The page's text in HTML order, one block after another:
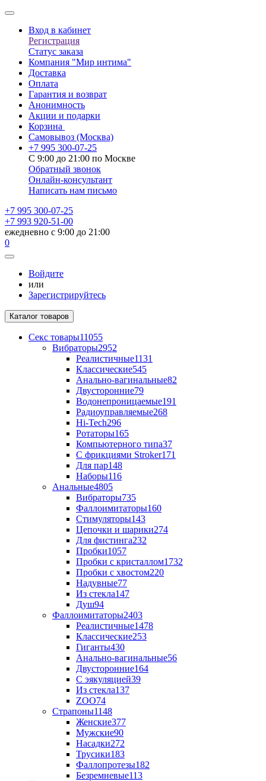
Вход в кабинет
Регистрация
Статус заказа
Компания "Мир интима"
Доставка
Оплата
Гарантия и возврат
Анонимность
Акции и подарки
Корзина
Самовывоз (Москва)
+7 995 300-07-25
С 9:00 до 21:00 по Москве
Обратный звонок
Онлайн-консультант
Написать нам письмо
+7 995 300-07-25
+7 993 920-51-00
ежедневно с 9:00 до 21:00
0
Войдите
или
Зарегистрируйтесь
Каталог товаров
Секс товары11055
Вибраторы2952
Реалистичные1131
Классические545
Анально-вагинальные82
Двусторонние79
Водонепроницаемые191
Радиоуправляемые268
Hi-Tech296
Ротаторы165
Компьютерного типа37
С фрикциями Stroker171
Для пар148
Наборы116
Анальные4805
Вибраторы735
Фаллоимитаторы160
Стимуляторы143
Цепочки и шарики274
Для фистинга232
Пробки1057
Пробки с кристаллом1732
Пробки с хвостом220
Надувные77
Из стекла147
Душ94
Фаллоимитаторы2403
Реалистичные1478
Классические253
Гиганты430
Анально-вагинальные56
Двусторонние164
С эякуляцией39
Из стекла137
ZOO74
Страпоны1148
Женские377
Мужские90
Насадки272
Трусики183
Фаллопротезы182
Безремневые113